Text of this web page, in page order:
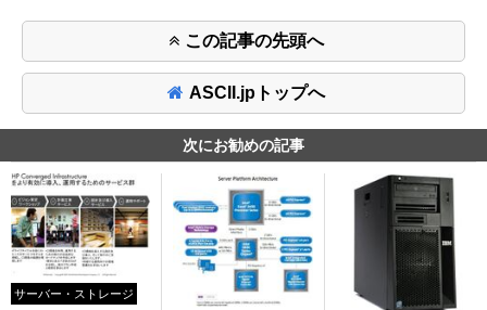
この記事の先頭へ
ASCII.jpトップへ
次にお勧めの記事
サーバー・ストレージ